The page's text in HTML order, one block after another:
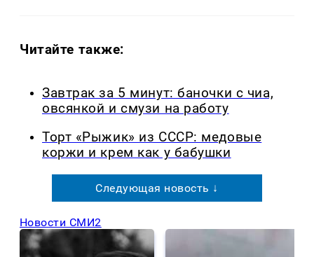
Читайте также:
Завтрак за 5 минут: баночки с чиа,
овсянкой и смузи на работу
Торт «Рыжик» из СССР: медовые
коржи и крем как у бабушки
Следующая новость ↓
Новости СМИ2